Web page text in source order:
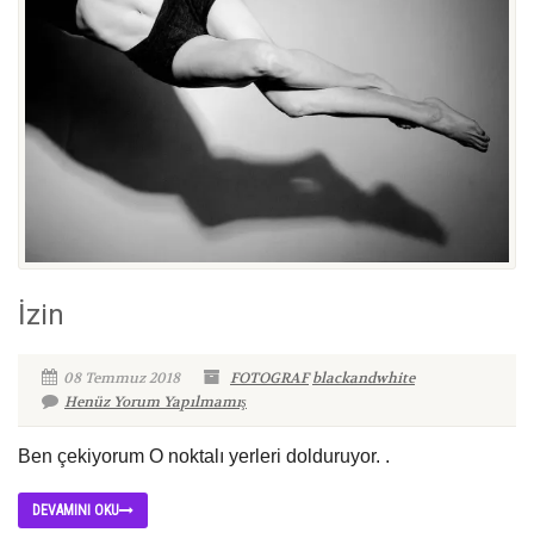
İzin
08 Temmuz 2018 FOTOGRAF blackandwhite
Henüz Yorum Yapılmamış
Ben çekiyorum O noktalı yerleri dolduruyor. .
DEVAMINI OKU